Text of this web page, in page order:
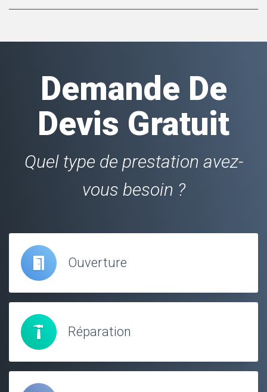
Demande De
Devis Gratuit
Quel type de prestation avez-
vous besoin ?
Ouverture
Réparation